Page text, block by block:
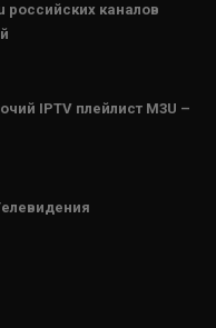
российских каналов
IPTV плейлист M3U –